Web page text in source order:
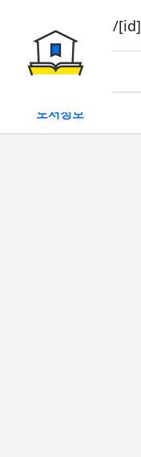
book/rent/[id]
대여
도서정보